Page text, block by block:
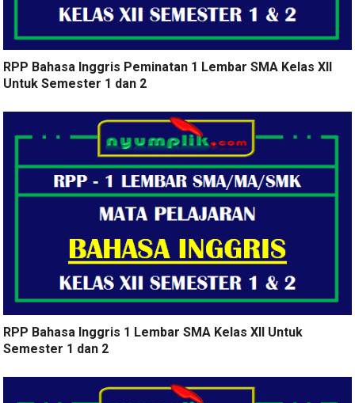
RPP Bahasa Inggris Peminatan 1 Lembar SMA Kelas XII
Untuk Semester 1 dan 2
RPP Bahasa Inggris 1 Lembar SMA Kelas XII Untuk
Semester 1 dan 2